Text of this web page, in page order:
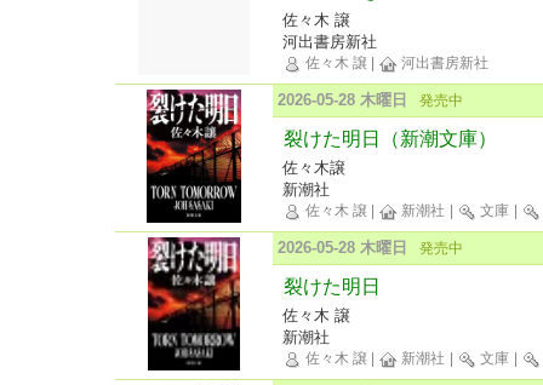
佐々木 譲
河出書房新社
佐々木 譲 河出書房新社
2026-05-28 木曜日 発売中
裂けた明日（新潮文庫）
佐々木譲
新潮社
佐々木 譲 新潮社 文庫
2026-05-28 木曜日 発売中
裂けた明日
佐々木 譲
新潮社
佐々木 譲 新潮社 文庫